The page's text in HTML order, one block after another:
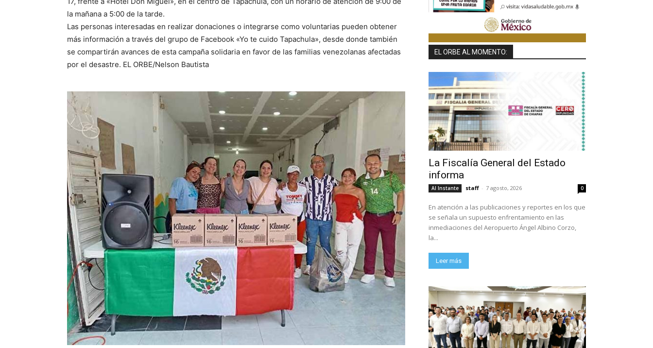
la mañana a 5:00 de la tarde.
Las personas interesadas en realizar donaciones o integrarse como voluntarias pueden obtener
más información a través del grupo de Facebook «Yo te cuido Tapachula», desde donde también
se compartirán avances de esta campaña solidaria en favor de las familias venezolanas afectadas
por el desastre. EL ORBE/Nelson Bautista
EL ORBE AL MOMENTO:
La Fiscalía General del Estado
informa
Al Instante staff - 7 agosto, 2026 0
En atención a las publicaciones y reportes en los que
se señala un supuesto enfrentamiento en las
inmediaciones del Aeropuerto Ángel Albino Corzo,
la...
Leer más